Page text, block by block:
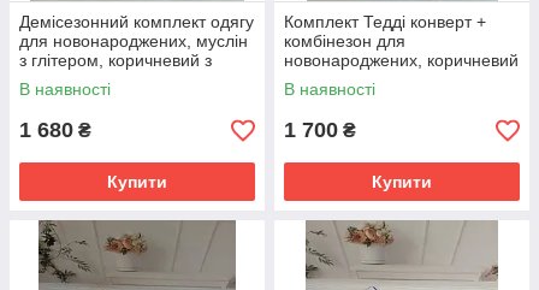
Демісезонний комплект одягу
для новонароджених, муслін
з глітером, коричневий з
принтом
В наявності
1 680 ₴
Купити
Комплект Тедді конверт +
комбінезон для
новонароджених, коричневий
з принтом Ведмедик на
місяці
В наявності
1 700 ₴
Купити